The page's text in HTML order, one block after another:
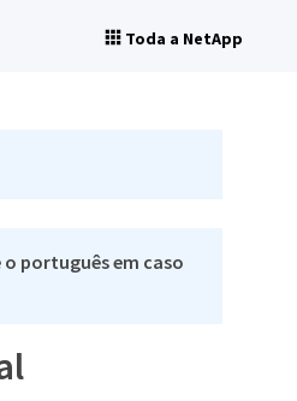
Toda a NetApp
português em caso